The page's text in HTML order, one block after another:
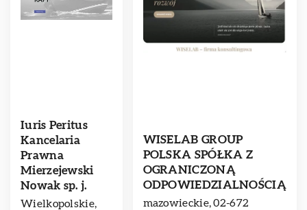
Iuris Peritus
Kancelaria
Prawna
Mierzejewski
Nowak sp. j.
Wielkopolskie,
WISELAB GROUP
POLSKA SPÓŁKA Z
OGRANICZONĄ
ODPOWIEDZIALNOŚCIĄ
mazowieckie, 02-672